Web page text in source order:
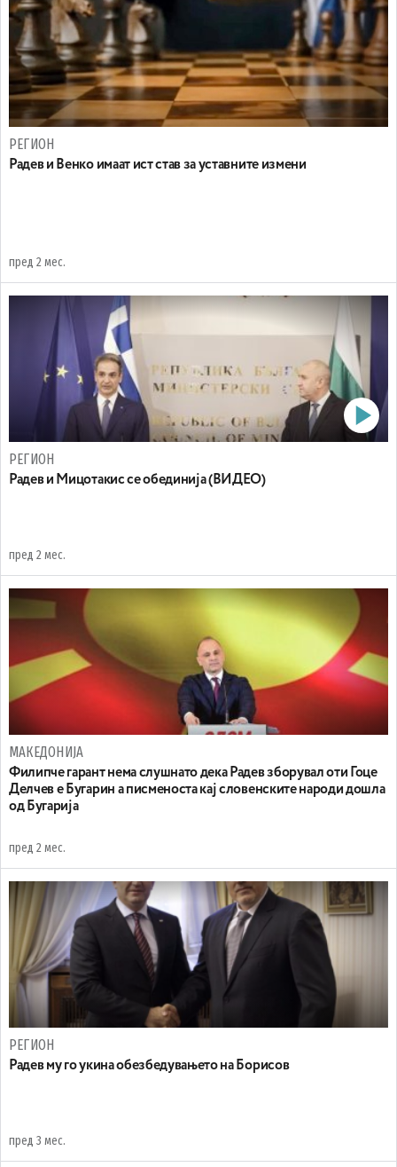
РЕГИОН
Радев и Венко имаат ист став за уставните измени
пред 2 мес.
РЕГИОН
Радев и Мицотакис се обединија (ВИДЕО)
пред 2 мес.
МАКЕДОНИЈА
Филипче гарант нема слушнато дека Радев зборувал оти Гоце
Делчев е Бугарин а писменоста кај словенските народи дошла
од Бугарија
пред 2 мес.
РЕГИОН
Радев му го укина обезбедувањето на Борисов
пред 3 мес.